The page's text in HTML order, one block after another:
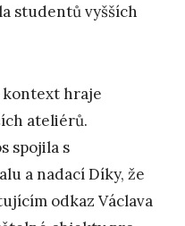
studentů vyšších
kontext hraje
ateliérů.
spojila s
a nadací Díky, že
odkaz Václava